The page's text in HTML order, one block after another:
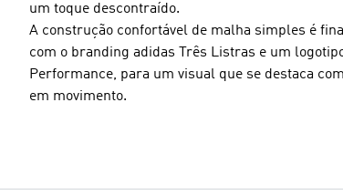
um toque descontraído.
A construção confortável de malha simples é
com o branding adidas Três Listras e um
Performance, para um visual que se destaca
em movimento.